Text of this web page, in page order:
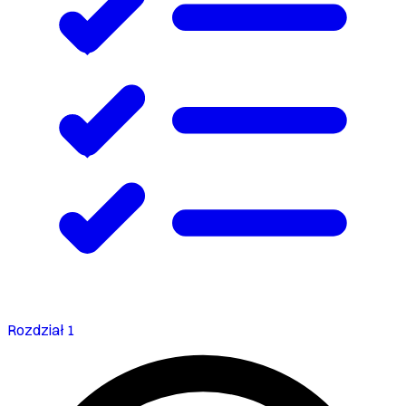
Rozdział 1